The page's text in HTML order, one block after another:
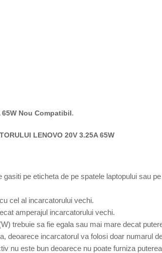
Nou Compatibil.
LENOVO 20V 3.25A 65W
pe eticheta de pe spatele laptopului sau
cel al incarcatorului vechi.
amperajul incarcatorului vechi.
trebuie sa fie egala sau mai mare decat
deoarece incarcatorul va folosi doar numarul
nu este bun deoarece nu poate furniza